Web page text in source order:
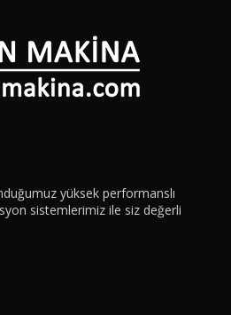
yüksek performanslı
sistemlerimiz ile siz değerli